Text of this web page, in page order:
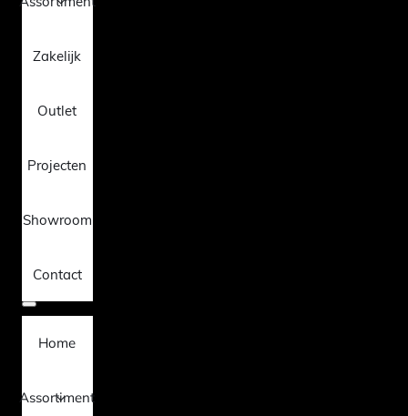
Zakelijk
Outlet
Projecten
Showroom
Contact
Home
Assortiment